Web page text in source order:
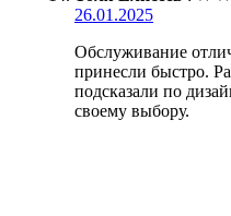
26.01.2025
Обслуживание
принесли быстро.
подсказали по
своему выбору.